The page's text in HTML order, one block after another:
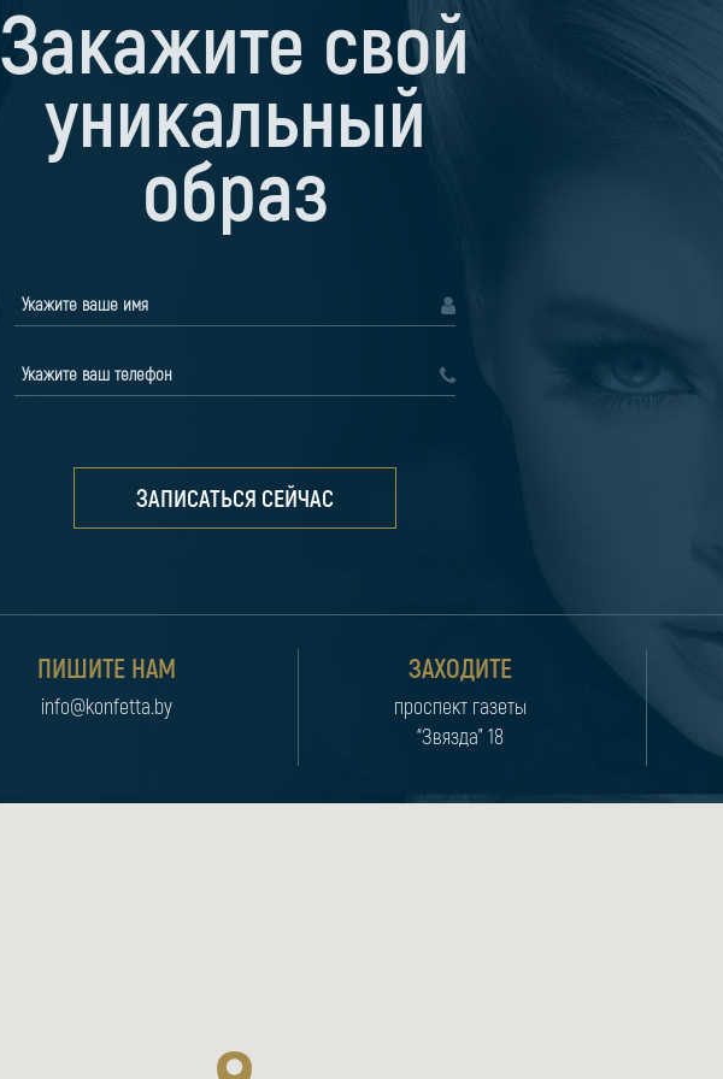
Закажите свой
уникальный
образ
ПИШИТЕ НАМ
info@konfetta.by
ЗАХОДИТЕ
проспект газеты
“Звязда” 18